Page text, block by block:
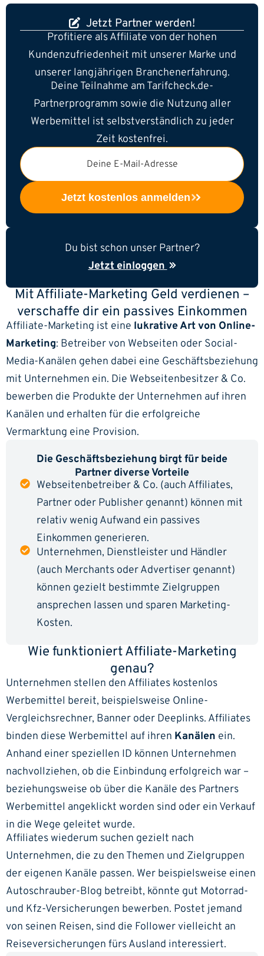
Jetzt Partner werden!
Profitiere als Affiliate von der hohen
Kundenzufriedenheit mit unserer Marke und
unserer langjährigen Branchenerfahrung.
Deine Teilnahme am Tarifcheck.de-
Partnerprogramm sowie die Nutzung aller
Werbemittel ist selbstverständlich zu jeder
Zeit kostenfrei.
Deine E-Mail-Adresse
Jetzt kostenlos anmelden
Du bist schon unser Partner?
Jetzt einloggen
Mit Affiliate-Marketing Geld verdienen –
verschaffe dir ein passives Einkommen
Affiliate-Marketing ist eine lukrative Art von Online-
Marketing: Betreiber von Webseiten oder Social-
Media-Kanälen gehen dabei eine Geschäftsbeziehung
mit Unternehmen ein. Die Webseitenbesitzer & Co.
bewerben die Produkte der Unternehmen auf ihren
Kanälen und erhalten für die erfolgreiche
Vermarktung eine Provision.
Die Geschäftsbeziehung birgt für beide
Partner diverse Vorteile
Webseitenbetreiber & Co. (auch Affiliates,
Partner oder Publisher genannt) können mit
relativ wenig Aufwand ein passives
Einkommen generieren.
Unternehmen, Dienstleister und Händler
(auch Merchants oder Advertiser genannt)
können gezielt bestimmte Zielgruppen
ansprechen lassen und sparen Marketing-
Kosten.
Wie funktioniert Affiliate-Marketing
genau?
Unternehmen stellen den Affiliates kostenlos
Werbemittel bereit, beispielsweise Online-
Vergleichsrechner, Banner oder Deeplinks. Affiliates
binden diese Werbemittel auf ihren Kanälen ein.
Anhand einer speziellen ID können Unternehmen
nachvollziehen, ob die Einbindung erfolgreich war –
beziehungsweise ob über die Kanäle des Partners
Werbemittel angeklickt worden sind oder ein Verkauf
in die Wege geleitet wurde.
Affiliates wiederum suchen gezielt nach
Unternehmen, die zu den Themen und Zielgruppen
der eigenen Kanäle passen. Wer beispielsweise einen
Autoschrauber-Blog betreibt, könnte gut Motorrad-
und Kfz-Versicherungen bewerben. Postet jemand
von seinen Reisen, sind die Follower vielleicht an
Reiseversicherungen fürs Ausland interessiert.